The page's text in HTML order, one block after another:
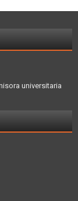
universitaria